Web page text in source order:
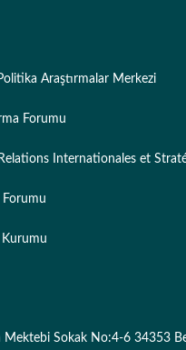
Araştırmalar Merkezi
Forumu
Internationales et
Forumu
Kurumu
Mektebi Sokak No:4-6 34353